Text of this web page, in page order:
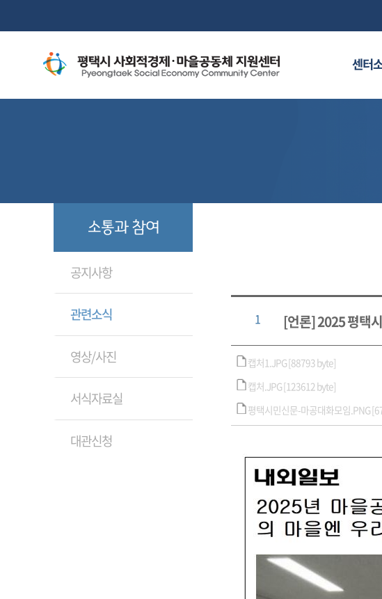
센터
소통과 참여
공지사항
관련소식
영상/사진
서식자료실
대관신청
1 [언론] 2025 평택
캡처1.JPG [88793 byte]
캡처.JPG [123612 byte]
평택시민신문-마공대화모임.PNG